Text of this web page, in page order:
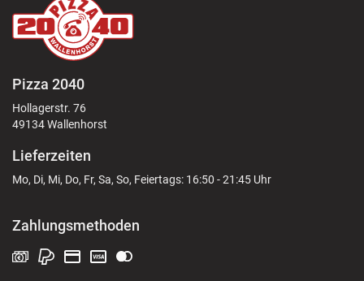
Pizza 2040
Hollagerstr. 76
49134 Wallenhorst
Lieferzeiten
Mo, Di, Mi, Do, Fr, Sa, So, Feiertags: 16:50 - 21:45 Uhr
Zahlungsmethoden